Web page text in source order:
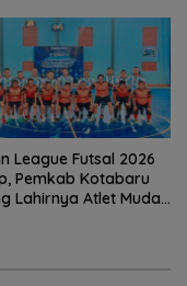
League Futsal 2026
Pemkab Kotabaru
Lahirnya Atlet Muda